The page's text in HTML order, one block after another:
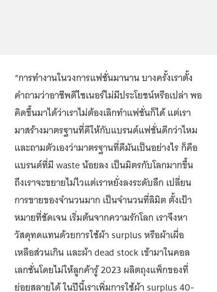
“การทำงานในวงการแฟชั่นมานาน บางครั้งเราตั้ง
คำถามว่าอาชีพดีไซเนอร์ไม่มีประโยชน์หรือเปล่า พอ
คิดขึ้นมาได้ว่าเราไม่ต้องเลิกทำแฟชั่นก็ได้ แต่เรา
มาสร้างมาตรฐานที่ดีให้กับแบรนด์แฟชั่นดีกว่าไหม
และถามตัวเองว่ามาตรฐานที่ดีมันเป็นอย่างไร ก็คือ
แบรนด์ที่มี waste น้อยลง เป็นมิตรกับโลกมากขึ้น
ถึงเราจะขยายไม่ไวแต่เราหยั่งลงระดับลึก เปลี่ยน
การขายของจำนวนมาก เป็นจำนวนที่ลิมิต ตั้งเป้า
หมายที่ชัดเจน เริ่มต้นจากความรักโลก เราจึงหา
วัสดุทดแทนด้วยการใช้ผ้า surplus หรือผ้าเผื่อ
เหลือส่วนเกิน และผ้า dead stock เข้ามาในคอล
เลกชั่นโดยไม่ให้ลูกค้ารู้ 2023 ผลิตถุงแพ็กของที่
ย่อยสลายได้ ในปีนี้เราเพิ่มการใช้ผ้า surplus 40-